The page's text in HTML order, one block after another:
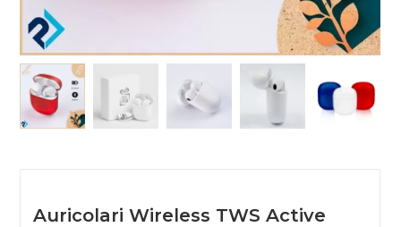
Auricolari Wireless TWS Active